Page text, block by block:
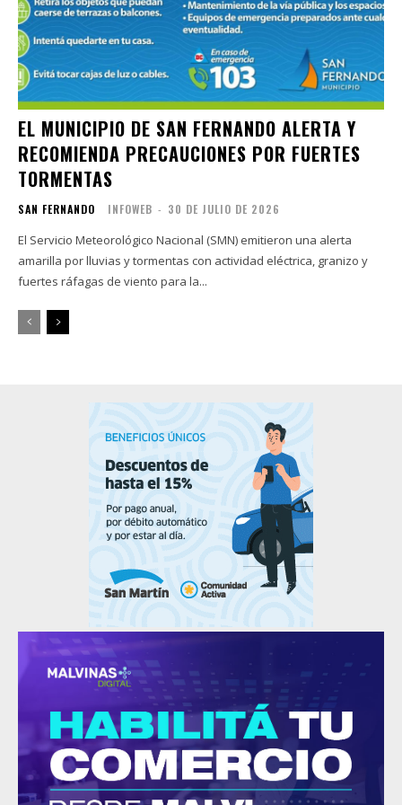
EL MUNICIPIO DE SAN FERNANDO ALERTA Y
RECOMIENDA PRECAUCIONES POR FUERTES
TORMENTAS
SAN FERNANDO INFOWEB - 30 DE JULIO DE 2026
El Servicio Meteorológico Nacional (SMN) emitieron una alerta
amarilla por lluvias y tormentas con actividad eléctrica, granizo y
fuertes ráfagas de viento para la...